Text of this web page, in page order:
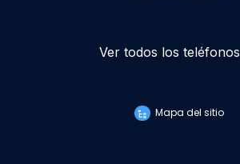
Ver todos los teléfonos
Mapa del sitio